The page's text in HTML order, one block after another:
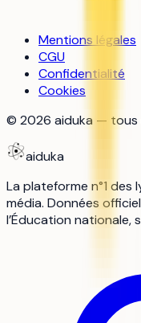
Mentions légales
CGU
Confidentialité
Cookies
© 2026 aiduka — tous
aiduka
La plateforme n°1 des
média. Données
l’Éducation nationale,